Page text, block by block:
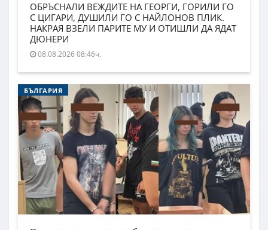
ОБРЪСНАЛИ ВЕЖДИТЕ НА ГЕОРГИ, ГОРИЛИ ГО
С ЦИГАРИ, ДУШИЛИ ГО С НАЙЛОНОВ ПЛИК.
НАКРАЯ ВЗЕЛИ ПАРИТЕ МУ И ОТИШЛИ ДА ЯДАТ
ДЮНЕРИ
08.08.2026 08:46ч.
БЪЛГАРИЯ